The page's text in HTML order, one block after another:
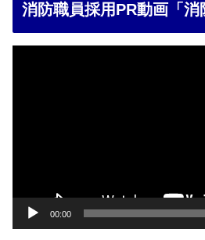
消防職員採用PR動画「消
00:00